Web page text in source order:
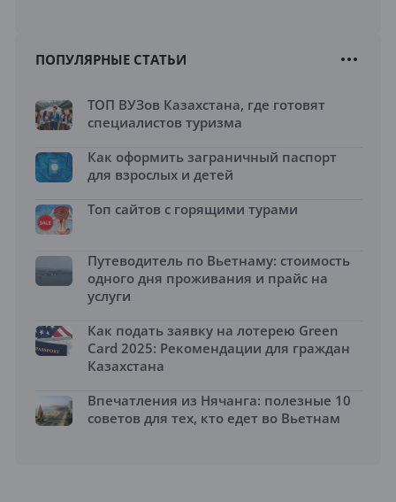
ПОПУЛЯРНЫЕ СТАТЬИ
ТОП ВУЗов Казахстана, где готовят
специалистов туризма
Как оформить заграничный паспорт
для взрослых и детей
Топ сайтов с горящими турами
Путеводитель по Вьетнаму: стоимость
одного дня проживания и прайс на
услуги
Как подать заявку на лотерею Green
Card 2025: Рекомендации для граждан
Казахстана
Впечатления из Нячанга: полезные 10
советов для тех, кто едет во Вьетнам